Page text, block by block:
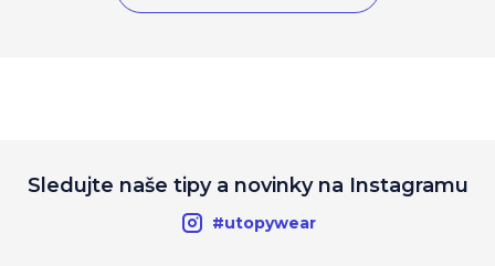
Sledujte naše tipy a novinky na Instagramu
#utopywear